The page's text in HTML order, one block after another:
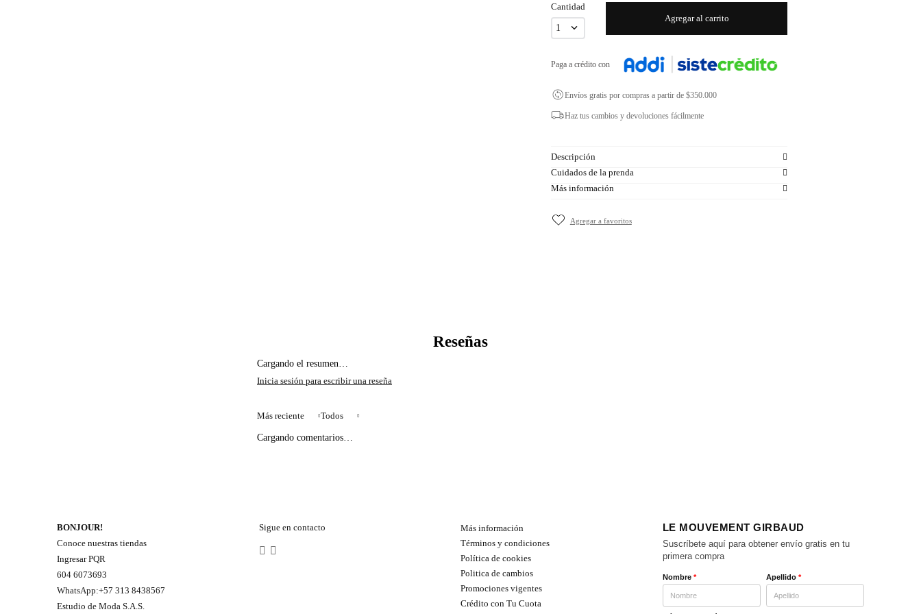
Cantidad
1
Agregar al carrito
Paga a crédito con
Envíos gratis por compras a partir de $350.000
Haz tus cambios y devoluciones fácilmente
Descripción
Cuidados de la prenda
Más información
Cargando el resumen…
Más reciente Todos
Cargando comentarios…
BONJOUR!
Conoce nuestras tiendas
Ingresar PQR
604 6073693
WhatsApp:+57 313 8438567
Estudio de Moda S.A.S.
Sigue en contacto
Más información
Términos y condiciones
Política de cookies
Politica de cambios
Promociones vigentes
Crédito con Tu Cuota
LE MOUVEMENT GIRBAUD
Suscríbete aquí para obtener envío gratis en tu
primera compra
Nombre* Apellido*